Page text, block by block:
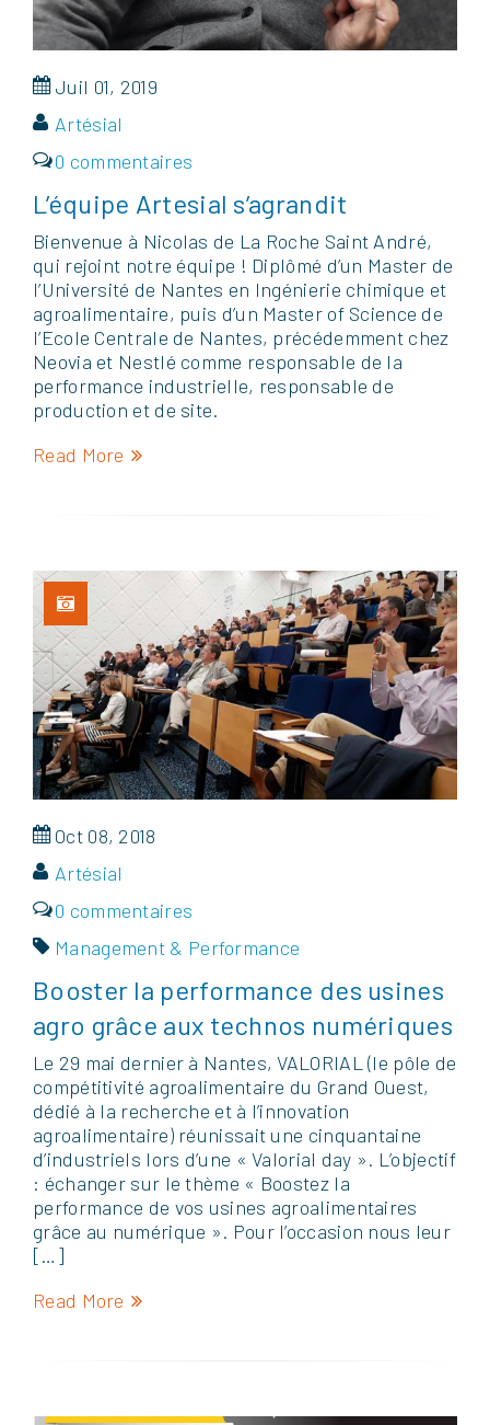
Juil 01, 2019
Artésial
0 commentaires
L’équipe Artesial s’agrandit
Bienvenue à Nicolas de La Roche Saint André,
qui rejoint notre équipe ! Diplômé d’un Master de
l’Université de Nantes en Ingénierie chimique et
agroalimentaire, puis d’un Master of Science de
l’Ecole Centrale de Nantes, précédemment chez
Neovia et Nestlé comme responsable de la
performance industrielle, responsable de
production et de site.
Read More
Oct 08, 2018
Artésial
0 commentaires
Management & Performance
Booster la performance des usines
agro grâce aux technos numériques
Le 29 mai dernier à Nantes, VALORIAL (le pôle de
compétitivité agroalimentaire du Grand Ouest,
dédié à la recherche et à l’innovation
agroalimentaire) réunissait une cinquantaine
d’industriels lors d’une « Valorial day ». L’objectif
: échanger sur le thème « Boostez la
performance de vos usines agroalimentaires
grâce au numérique ». Pour l’occasion nous leur
[…]
Read More